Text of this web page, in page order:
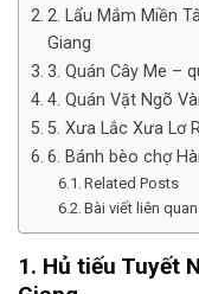
2. Lẩu Mắm Miền
Giang
3. Quán Cây Me –
4. Quán Vặt Ngõ
5. Xưa Lắc Xưa Lơ
6. Bánh bèo chợ
Related Posts
Bài viết liên quan
1. Hủ tiếu Tuyết